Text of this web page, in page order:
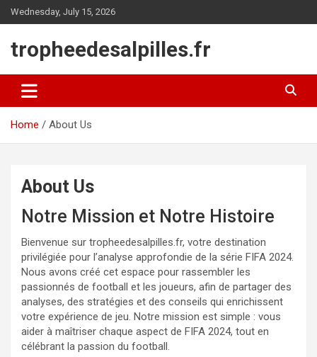
Skip
to
Wednesday, July 15, 2026
tropheedesalpilles.fr
Home About Us
About Us
Notre Mission et Notre Histoire
Bienvenue sur tropheedesalpilles.fr, votre destination
privilégiée pour l’analyse approfondie de la série FIFA 2024.
Nous avons créé cet espace pour rassembler les
passionnés de football et les joueurs, afin de partager des
analyses, des stratégies et des conseils qui enrichissent
votre expérience de jeu. Notre mission est simple : vous
aider à maîtriser chaque aspect de FIFA 2024, tout en
célébrant la passion du football.